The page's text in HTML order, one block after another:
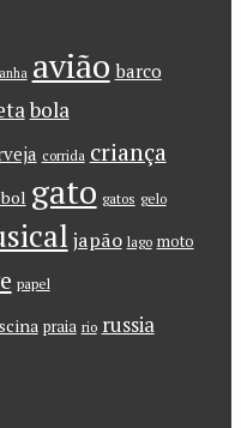
avião barco
bola
corrida criança
gato gatos gelo
japão lago moto
papel
praia rio russia